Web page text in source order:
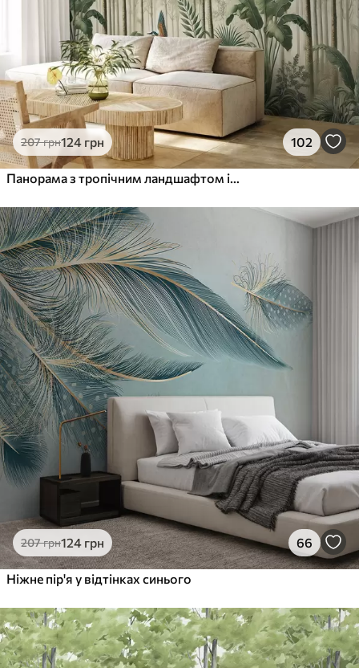
207грн124 грн 102
207грн124 грн 66
Ніжне пір'я у відтінках синього